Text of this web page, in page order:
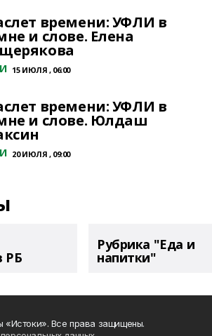
времени: УФЛИ в
и слове. Елена
15 ИЮЛЯ , 06:00
времени: УФЛИ в
и слове. Юлдаш
20 ИЮЛЯ , 09:00
РБ
Рубрика "Еда и
напитки"
«Истоки». Все права защищены.